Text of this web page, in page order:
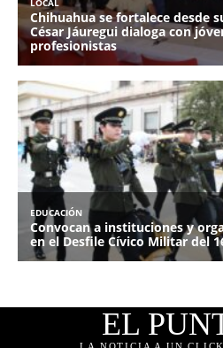
EL
LA NOTICIA A UN